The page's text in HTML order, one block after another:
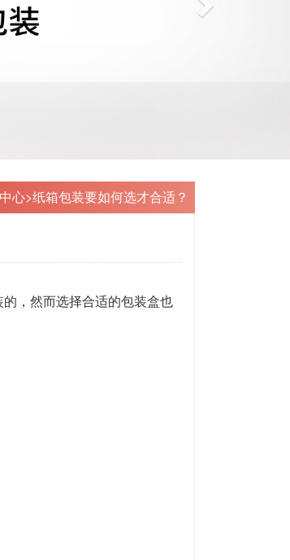
心>纸箱包装要如何选才合适？
，然而选择合适的包装盒也